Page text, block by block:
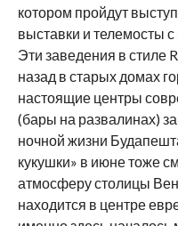
котором пройдут
выставки и телемосты
Эти заведения в стиле
назад в старых домах
настоящие центры
(бары на развалинах)
ночной жизни
кукушки» в июне тоже
атмосферу столицы
находится в центре